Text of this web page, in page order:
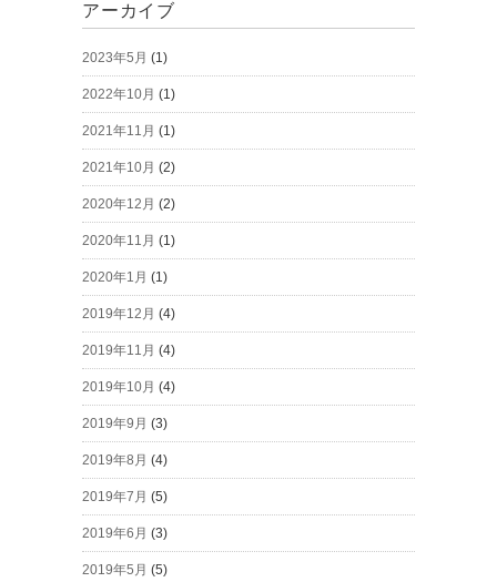
アーカイブ
2023年5月 (1)
2022年10月 (1)
2021年11月 (1)
2021年10月 (2)
2020年12月 (2)
2020年11月 (1)
2020年1月 (1)
2019年12月 (4)
2019年11月 (4)
2019年10月 (4)
2019年9月 (3)
2019年8月 (4)
2019年7月 (5)
2019年6月 (3)
2019年5月 (5)